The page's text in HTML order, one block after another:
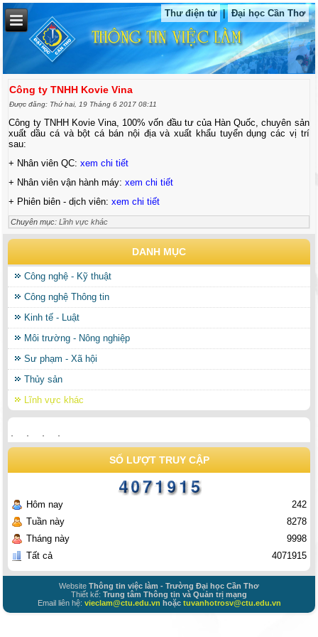
Thư điện tử | Đại học Cần Thơ
Công ty TNHH Kovie Vina
Được đăng: Thứ hai, 19 Tháng 6 2017 08:11
Công ty TNHH Kovie Vina, 100% vốn đầu tư của Hàn Quốc, chuyên sản
xuất dầu cá và bột cá bán nội địa và xuất khẩu tuyển dụng các vị trí
sau:
+ Nhân viên QC:xem chi tiết
+ Nhân viên vận hành máy:xem chi tiết
+ Phiên biên - dịch viên:xem chi tiết
Chuyên mục:Lĩnh vực khác
DANH MỤC
Công nghệ - Kỹ thuật
Công nghệ Thông tin
Kinh tế - Luật
Môi trường - Nông nghiệp
Sư phạm - Xã hội
Thủy sản
Lĩnh vực khác
SỐ LƯỢT TRUY CẬP
Hôm nay
Tuần này
Tháng này
Tất cả
242
8278
9998
4071915
Website Thông tin việc làm - Trường Đại học Cần Thơ
Thiết kế: Trung tâm Thông tin và Quản trị mạng
Email liên hệ: vieclam@ctu.edu.vn hoặc tuvanhotrosv@ctu.edu.vn